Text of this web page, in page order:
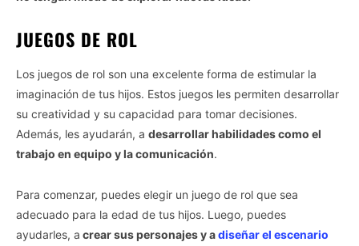
JUEGOS DE ROL
Los juegos de rol son una excelente forma de estimular la
imaginación de tus hijos. Estos juegos les permiten desarrollar
su creatividad y su capacidad para tomar decisiones.
Además, les ayudarán, a desarrollar habilidades como el
trabajo en equipo y la comunicación.
Para comenzar, puedes elegir un juego de rol que sea
adecuado para la edad de tus hijos. Luego, puedes
ayudarles, a crear sus personajes y adiseñar el escenario